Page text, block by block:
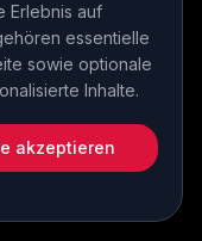
Erlebnis auf
essentielle
sowie optionale
Inhalte.
akzeptieren